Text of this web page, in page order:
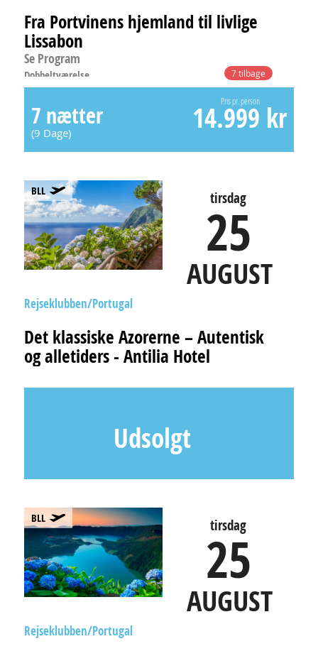
Fra Portvinens hjemland til livlige
Lissabon
Se Program
Dobbeltværelse 7 tilbage
7 nætter
(9 Dage)
Pris pr. person
14.999 kr
BLL tirsdag
25
AUGUST
Rejseklubben Portugal
Det klassiske Azorerne – Autentisk
og alletiders - Antilia Hotel
Udsolgt
BLL tirsdag
25
AUGUST
Rejseklubben Portugal